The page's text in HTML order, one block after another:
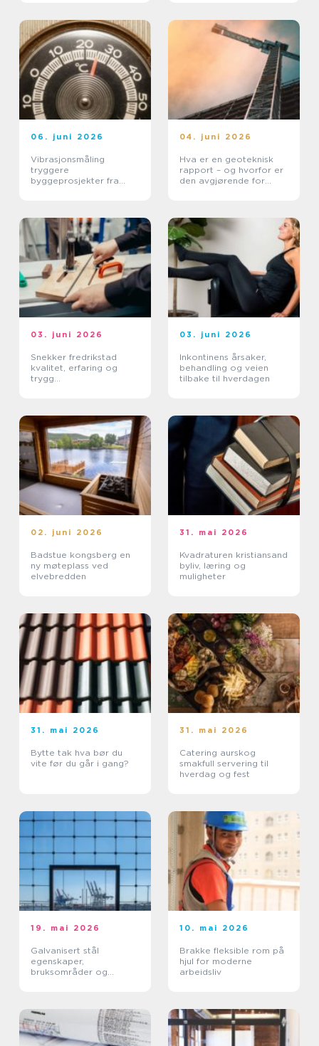
06. juni 2026
Vibrasjonsmåling
tryggere
byggeprosjekter fra
04. juni 2026
Hva er en geoteknisk
rapport – og hvorfor er
den avgjørende for
03. juni 2026
Snekker fredrikstad
kvalitet, erfaring og
trygg
03. juni 2026
Inkontinens årsaker,
behandling og veien
tilbake til hverdagen
02. juni 2026
Badstue kongsberg en
ny møteplass ved
elvebredden
31. mai 2026
Kvadraturen kristiansand
byliv, læring og
muligheter
31. mai 2026
Bytte tak hva bør du
vite før du går i gang?
31. mai 2026
Catering aurskog
smakfull servering til
hverdag og fest
19. mai 2026
Galvanisert stål
egenskaper,
bruksområder og
10. mai 2026
Brakke fleksible rom på
hjul for moderne
arbeidsliv